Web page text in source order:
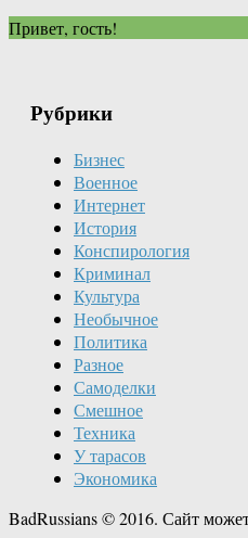
Привет, гость!
Рубрики
Бизнес
Военное
Интернет
История
Конспирология
Криминал
Культура
Необычное
Политика
Разное
Самоделки
Смешное
Техника
У тарасов
Экономика
BadRussians © 2016. Сайт